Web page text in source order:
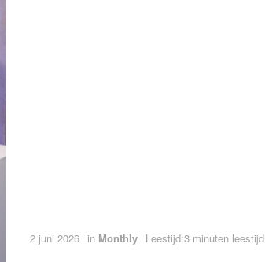
2 juni 2026 in Monthly Leestijd:3 minuten leestijd